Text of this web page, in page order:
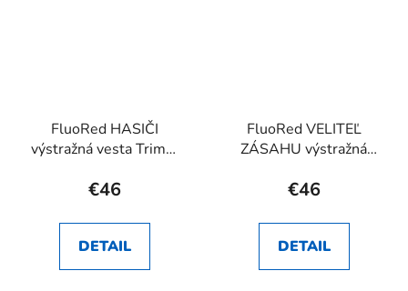
FluoRed HASIČI
výstražná vesta Trimm
€46
DETAIL
FluoRed VELITEĽ
ZÁSAHU výstražná
€46
DETAIL